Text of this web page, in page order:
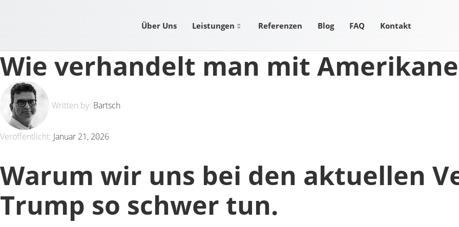
Über Uns Leistungen Referenzen Blog FAQ Kontakt
Wie verhandelt man mit
Written by: Bartsch
Veröffentlicht: Januar 21, 2026
Warum wir uns bei den aktuellen
Trump so schwer tun.